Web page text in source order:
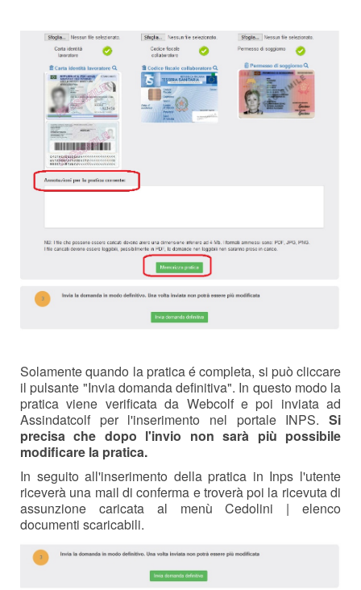
Solamente quando la pratica é completa, si può cliccare
il pulsante "Invia domanda definitiva". In questo modo la
pratica viene verificata da Webcolf e poi inviata ad
Assindatcolf per l'inserimento nel portale INPS. Si
precisa che dopo l'invio non sarà più possibile
modificare la pratica.
In seguito all'inserimento della pratica in Inps l'utente
riceverà una mail di conferma e troverà poi la ricevuta di
assunzione caricata al menù Cedolini | elenco
documenti scaricabili.